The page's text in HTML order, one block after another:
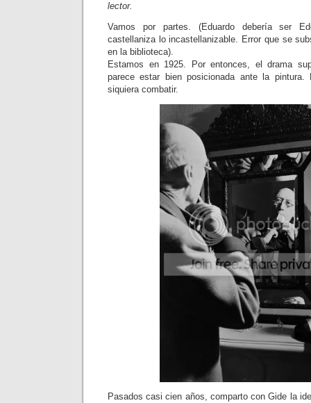
lector.
Vamos por partes. (Eduardo debería ser
castellaniza lo incastellanizable. Error que se
en la biblioteca).
Estamos en 1925. Por entonces, el drama
parece estar bien posicionada ante la
siquiera combatir.
Pasados casi cien años, comparto con Gide la